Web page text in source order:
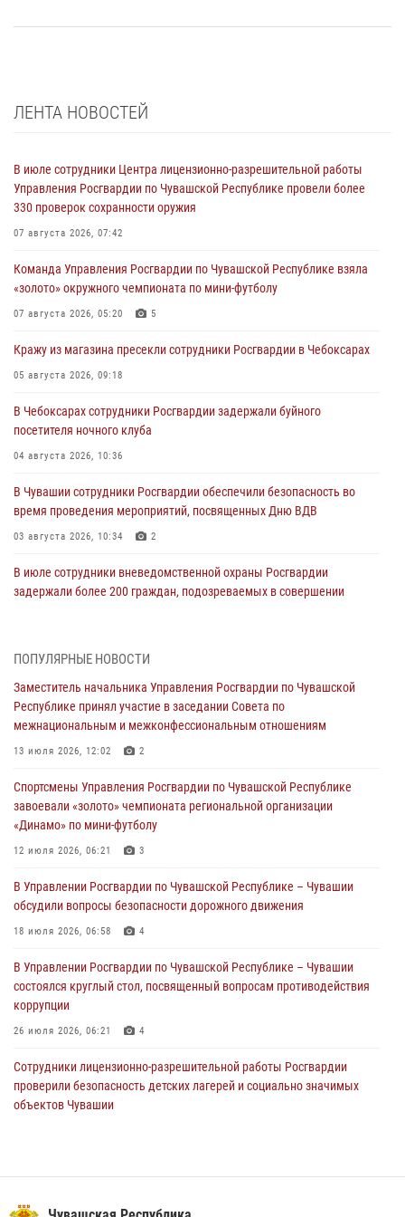
ЛЕНТА НОВОСТЕЙ
В июле сотрудники Центра лицензионно-разрешительной работы
Управления Росгвардии по Чувашской Республике провели более
330 проверок сохранности оружия
07 августа 2026, 07:42
Команда Управления Росгвардии по Чувашской Республике взяла
«золото» окружного чемпионата по мини-футболу
07 августа 2026, 05:20 5
Кражу из магазина пресекли сотрудники Росгвардии в Чебоксарах
05 августа 2026, 09:18
В Чебоксарах сотрудники Росгвардии задержали буйного
посетителя ночного клуба
04 августа 2026, 10:36
В Чувашии сотрудники Росгвардии обеспечили безопасность во
время проведения мероприятий, посвященных Дню ВДВ
03 августа 2026, 10:34 2
В июле сотрудники вневедомственной охраны Росгвардии
задержали более 200 граждан, подозреваемых в совершении
мировой войне 1914-1918 годов
01 августа 2026, 07:19
В Ядрине сотрудники Росгвардии задержали подозреваемого в
01 августа 2026, 06:12
1 августа – День дежурной службы войск национальной гвардии
Российской Федерации
Директор Росгвардии Герой России генерал армии Виктор Золотов
поздравил специалистов подразделений тыла с профессиональным
01 августа 2026, 00:01
ПОПУЛЯРНЫЕ НОВОСТИ
Заместитель начальника Управления Росгвардии по Чувашской
Республике принял участие в заседании Совета по
межнациональным и межконфессиональным отношениям
13 июля 2026, 12:02 2
Спортсмены Управления Росгвардии по Чувашской Республике
завоевали «золото» чемпионата региональной организации
«Динамо» по мини-футболу
12 июля 2026, 06:21 3
В Управлении Росгвардии по Чувашской Республике – Чувашии
обсудили вопросы безопасности дорожного движения
18 июля 2026, 06:58 4
В Управлении Росгвардии по Чувашской Республике – Чувашии
состоялся круглый стол, посвященный вопросам противодействия
коррупции
26 июля 2026, 06:21 4
Сотрудники лицензионно-разрешительной работы Росгвардии
проверили безопасность детских лагерей и социально значимых
объектов Чувашии
14 июля 2026, 13:09 3